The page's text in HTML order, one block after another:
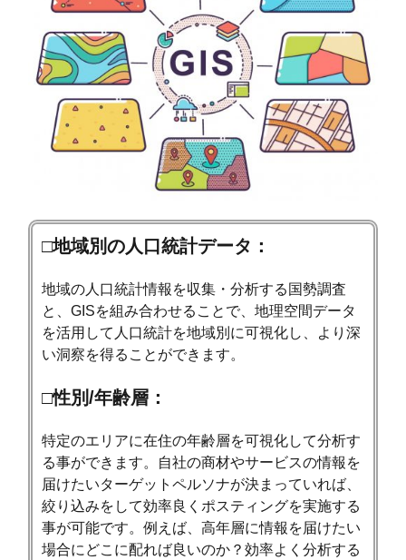
□地域別の人口統計データ：
地域の人口統計情報を収集・分析する国勢調査
と、GISを組み合わせることで、地理空間データ
を活用して人口統計を地域別に可視化し、より深
い洞察を得ることができます。
□性別/年齢層：
特定のエリアに在住の年齢層を可視化して分析す
る事ができます。自社の商材やサービスの情報を
届けたいターゲットペルソナが決まっていれば、
絞り込みをして効率良くポスティングを実施する
事が可能です。例えば、高年層に情報を届けたい
場合にどこに配れば良いのか？効率よく分析する